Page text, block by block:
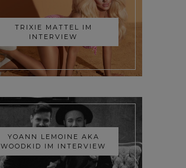
TRIXIE MATTEL IM
INTERVIEW
YOANN LEMOINE AKA
WOODKID IM INTERVIEW